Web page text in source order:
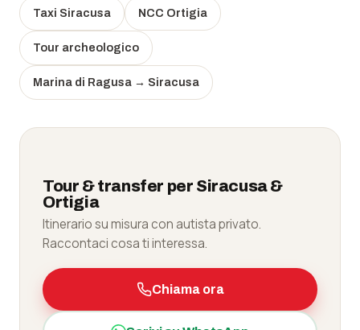
Taxi Siracusa NCC Ortigia
Tour archeologico
Marina di Ragusa → Siracusa
Tour & transfer per Siracusa &
Ortigia
Itinerario su misura con autista privato.
Raccontaci cosa ti interessa.
Chiama ora